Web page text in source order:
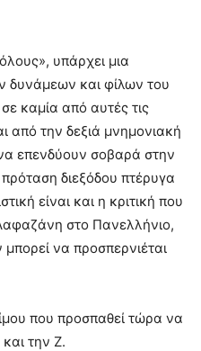
υπάρχει μια
δυνάμεων και φίλων του
καμία από αυτές τις
από την δεξιά μνημονιακή
επενδύουν σοβαρά στην
διεξόδου πτέρυγα
είναι και η κριτική που
στο Πανελλήνιο,
μπορεί να προσπερνιέται
που προσπαθεί τώρα να
την Ζ.